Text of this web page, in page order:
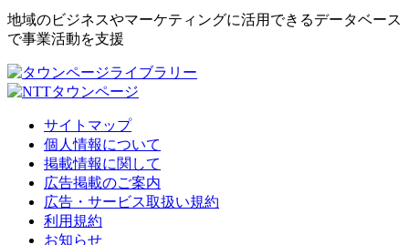
地域のビジネスやマーケティングに活用できるデータベース
で事業活動を支援
サイトマップ
個人情報について
掲載情報に関して
広告掲載のご案内
広告・サービス取扱い規約
利用規約
お知らせ